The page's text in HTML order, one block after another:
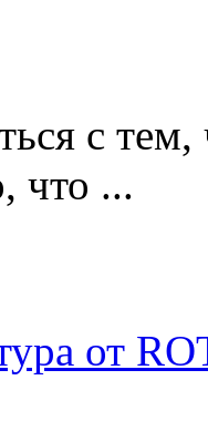
с
что ...
от